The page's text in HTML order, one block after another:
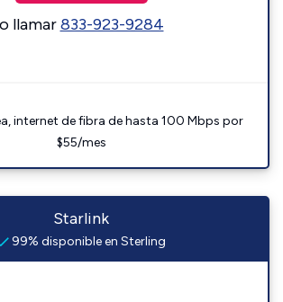
o llamar833-923-9284
internet de fibra de hasta 100 Mbps por
$55/mes
Starlink
99% disponible en Sterling